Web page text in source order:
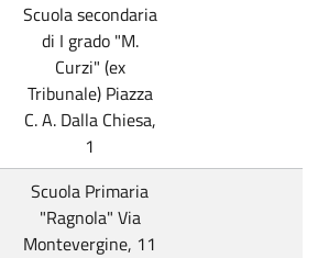
Scuola secondaria
di I grado "M.
Curzi" (ex
Tribunale) Piazza
C. A. Dalla Chiesa,
1
Scuola Primaria
"Ragnola" Via
Montevergine, 11